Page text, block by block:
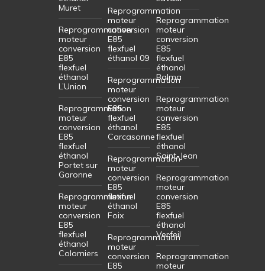
Muret
Reprogrammation
moteur
conversion
E85
flexfuel
éthanol
L’Union
Reprogrammation
moteur
conversion
E85
flexfuel
éthanol
Portet sur
Garonne
Reprogrammation
moteur
conversion
E85
flexfuel
éthanol
Colomiers
Reprogrammation
moteur
conversion
E85
flexfuel
éthanol 09
Reprogrammation
moteur
conversion
E85
flexfuel
éthanol
Carcasonne
Reprogrammation
moteur
conversion
E85
flexfuel
éthanol
Foix
Reprogrammation
moteur
conversion
E85
Reprogrammation
moteur
conversion
E85
flexfuel
éthanol
Balma
Reprogrammation
moteur
conversion
E85
flexfuel
éthanol
Saint-Jean
Reprogrammation
moteur
conversion
E85
flexfuel
éthanol
Verfeil
Reprogrammation
moteur